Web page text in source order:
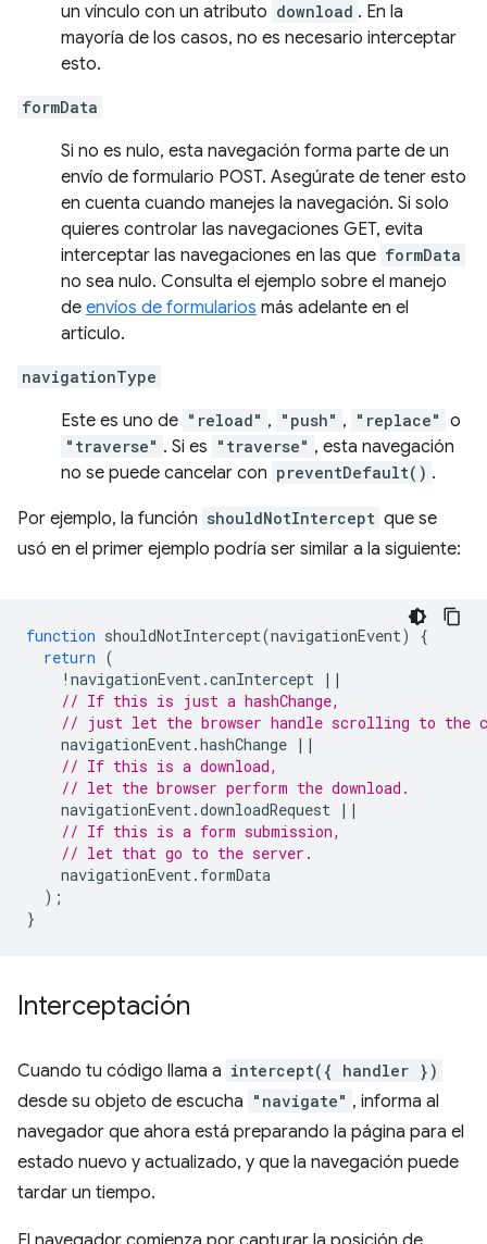
un vínculo con un atributo download . En la
mayoría de los casos, no es necesario interceptar
esto.
formData
Si no es nulo, esta navegación forma parte de un
envío de formulario POST. Asegúrate de tener esto
en cuenta cuando manejes la navegación. Si solo
quieres controlar las navegaciones GET, evita
interceptar las navegaciones en las que formData
no sea nulo. Consulta el ejemplo sobre el manejo
de envíos de formularios más adelante en el
artículo.
navigationType
Este es uno de "reload" , "push" , "replace" o
"traverse" . Si es "traverse" , esta navegación
no se puede cancelar con preventDefault() .
Por ejemplo, la función shouldNotIntercept que se
usó en el primer ejemplo podría ser similar a la siguiente:
function shouldNotIntercept(navigationEvent)
{
return (
! navigationEvent.canIntercept ||
// If this is just a hashChange,
// just let the browser handle scrolling to the
navigationEvent.hashChange ||
// If this is a download,
// let the browser perform the download.
navigationEvent.downloadRequest ||
// If this is a form submission,
// let that go to the server.
navigationEvent. formData
);
}
Interceptación
Cuando tu código llama a intercept({ handler })
desde su objeto de escucha "navigate" , informa al
navegador que ahora está preparando la página para el
estado nuevo y actualizado, y que la navegación puede
tardar un tiempo.